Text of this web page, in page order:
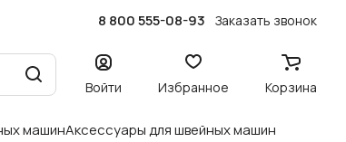
8 800 555-08-93 Заказать звонок
Войти Избранное Корзина
машинАксессуары для швейных машин